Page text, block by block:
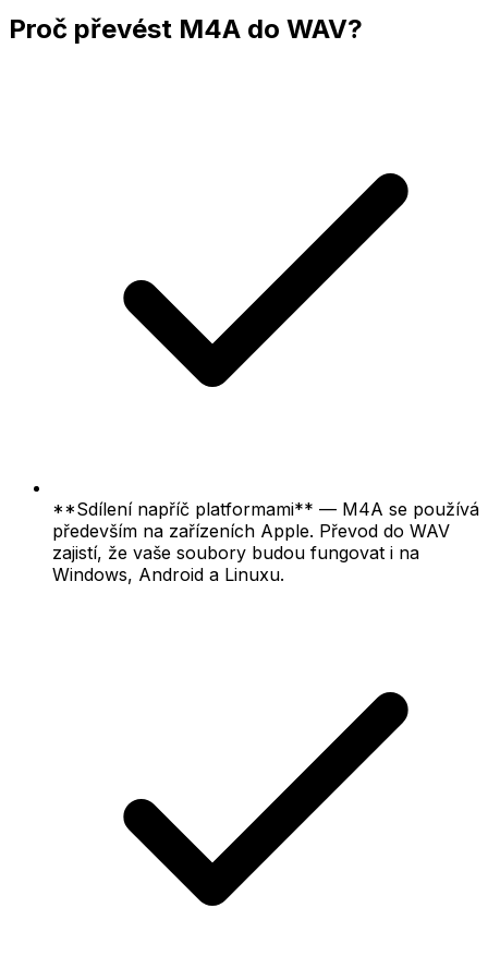
Proč převést M4A do WAV?
**Sdílení napříč platformami** — M4A se používá
především na zařízeních Apple. Převod do WAV
zajistí, že vaše soubory budou fungovat i na
Windows, Android a Linuxu.